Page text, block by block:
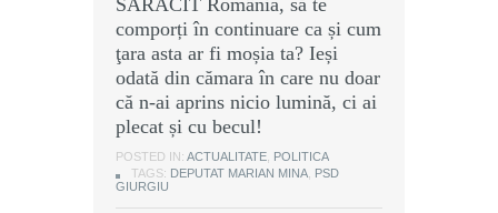
comporți în continuare ca și cum
ţara asta ar fi moșia ta? Ieși
odată din cămara în care nu doar
că n-ai aprins nicio lumină, ci ai
plecat și cu becul!
POSTED IN: ACTUALITATE POLITICA
TAGS: DEPUTAT MARIAN MINA PSD
GIURGIU